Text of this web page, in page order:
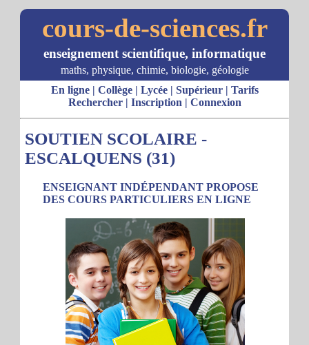
cours-de-sciences.fr
enseignement scientifique, informatique
maths, physique, chimie, biologie, géologie
En ligne| Collège| Lycée| Supérieur| Tarifs
Rechercher| Inscription | Connexion
SOUTIEN SCOLAIRE -
ESCALQUENS (31)
ENSEIGNANT INDÉPENDANT PROPOSE
DES COURS PARTICULIERS EN LIGNE